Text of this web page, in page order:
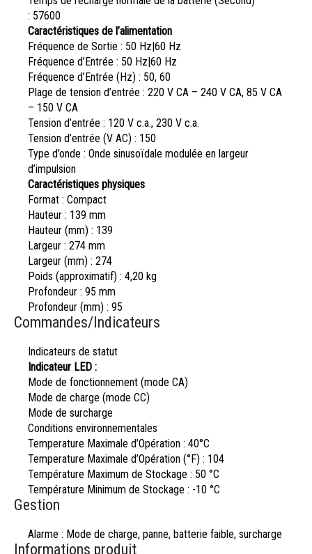
: 57600
Caractéristiques de l’alimentation
Fréquence de Sortie : 50 Hz|60 Hz
Fréquence d’Entrée : 50 Hz|60 Hz
Fréquence d’Entrée (Hz) : 50, 60
Plage de tension d’entrée : 220 V CA – 240 V CA, 85 V CA
– 150 V CA
Tension d’entrée : 120 V c.a., 230 V c.a.
Tension d’entrée (V AC) : 150
Type d’onde : Onde sinusoïdale modulée en largeur
d’impulsion
Caractéristiques physiques
Format : Compact
Hauteur : 139 mm
Hauteur (mm) : 139
Largeur : 274 mm
Largeur (mm) : 274
Poids (approximatif) : 4,20 kg
Profondeur : 95 mm
Profondeur (mm) : 95
Commandes/Indicateurs
Indicateurs de statut
Indicateur LED :
Mode de fonctionnement (mode CA)
Mode de charge (mode CC)
Mode de surcharge
Conditions environnementales
Temperature Maximale d’Opération : 40°C
Temperature Maximale d’Opération (°F) : 104
Température Maximum de Stockage : 50 °C
Température Minimum de Stockage : -10 °C
Gestion
Alarme : Mode de charge, panne, batterie faible, surcharge
Informations produit